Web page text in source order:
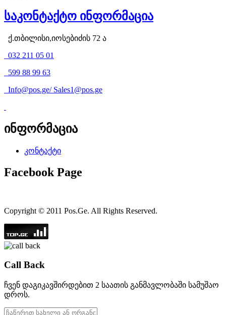
საკონტაქტო ინფორმაცია
ქ.თბილისი,იოსებიძის 72 ა
032 211 05 01
599 88 99 63
Info@pos.ge/ Sales1@pos.ge
ინფორმაცია
კონტაქტი
Facebook Page
Copyright © 2011 Pos.Ge. All Rights Reserved.
Call Back
ჩვენ დაგიკავშირდებით 2 საათის განმავლობაში სამუშაო
დროს.